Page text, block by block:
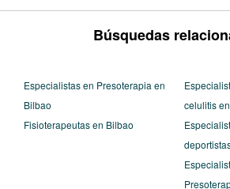
Búsquedas
Especialistas en Presoterapia en
Bilbao
Fisioterapeutas en Bilbao
celulitis